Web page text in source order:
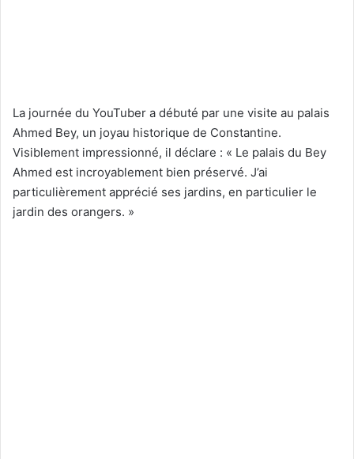
La journée du YouTuber a débuté par une visite au palais
Ahmed Bey, un joyau historique de Constantine.
Visiblement impressionné, il déclare : « Le palais du Bey
Ahmed est incroyablement bien préservé. J’ai
particulièrement apprécié ses jardins, en particulier le
jardin des orangers. »